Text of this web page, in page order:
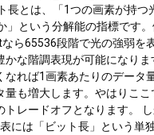
長とは、「1つの画素が持つ
」という分解能の指標です
ら65536段階で光の強弱を
かな階調表現が可能になりま
なれば1画素あたりのデータ
量も増大します。やはりここ
レードオフとなります。 し
には「ビット長」という単